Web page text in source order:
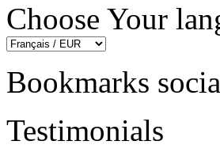
Choose Your
Bookmarks
Testimonials